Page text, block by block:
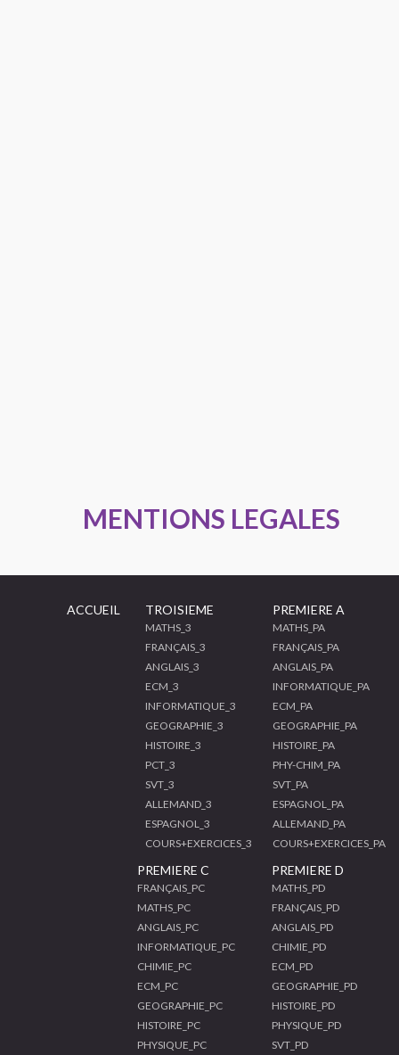
MENTIONS LEGALES
ACCUEIL TROISIEME
MATHS_3
FRANÇAIS_3
ANGLAIS_3
ECM_3
INFORMATIQUE_3
GEOGRAPHIE_3
HISTOIRE_3
PCT_3
SVT_3
ALLEMAND_3
ESPAGNOL_3
COURS+EXERCICES_3
PREMIERE A
MATHS_PA
FRANÇAIS_PA
ANGLAIS_PA
INFORMATIQUE_PA
ECM_PA
GEOGRAPHIE_PA
HISTOIRE_PA
PHY-CHIM_PA
SVT_PA
ESPAGNOL_PA
ALLEMAND_PA
COURS+EXERCICES_PA
PREMIERE C
FRANÇAIS_PC
MATHS_PC
ANGLAIS_PC
INFORMATIQUE_PC
CHIMIE_PC
ECM_PC
GEOGRAPHIE_PC
HISTOIRE_PC
PHYSIQUE_PC
PREMIERE D
MATHS_PD
FRANÇAIS_PD
ANGLAIS_PD
CHIMIE_PD
ECM_PD
GEOGRAPHIE_PD
HISTOIRE_PD
PHYSIQUE_PD
SVT_PD